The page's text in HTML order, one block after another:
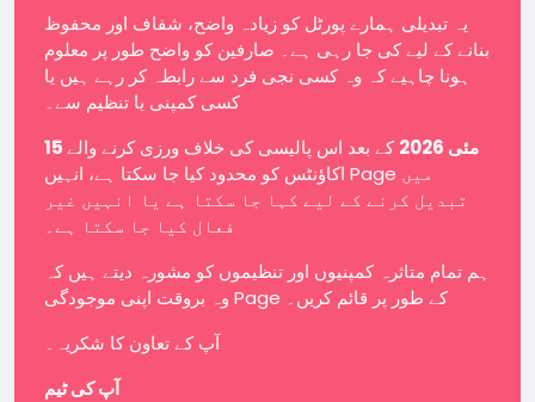
یہ تبدیلی ہمارے پورٹل کو زیادہ واضح، شفاف اور محفوظ
بنانے کے لیے کی جا رہی ہے۔ صارفین کو واضح طور پر معلوم
ہونا چاہیے کہ وہ کسی نجی فرد سے رابطہ کر رہے ہیں یا
کسی کمپنی یا تنظیم سے۔
15 مئی 2026
کے بعد اس پالیسی کی خلاف ورزی کرنے والے
اکاؤنٹس کو محدود کیا جا سکتا ہے، انہیں Page میں
تبدیل کرنے کے لیے کہا جا سکتا ہے یا انہیں غیر
فعال کیا جا سکتا ہے۔
ہم تمام متاثرہ کمپنیوں اور تنظیموں کو مشورہ دیتے ہیں کہ
وہ بروقت اپنی موجودگی Page کے طور پر قائم کریں۔
آپ کے تعاون کا شکریہ۔
آپ کی ٹیم